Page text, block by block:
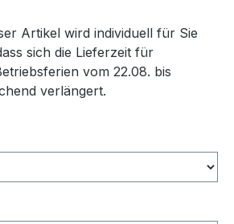
Artikel wird individuell für Sie
sich die Lieferzeit für
vom 22.08. bis
verlängert.